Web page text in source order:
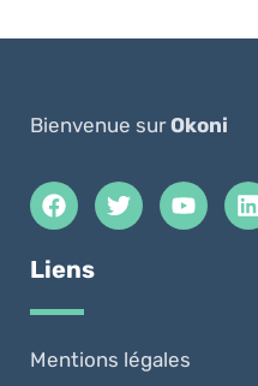
Bienvenue surOkoni
Liens
Mentions légales